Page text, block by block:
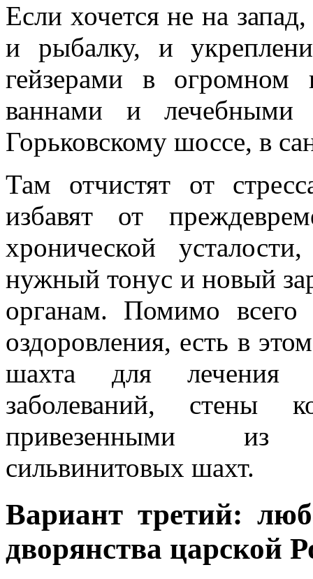
Если хочется не на
и рыбалку, и
гейзерами в
ваннами и
Горьковскому шоссе, в
Там отчистят от
избавят от
хронической
нужный тонус и новый
органам. Помимо
оздоровления, есть в
шахта для лечения
заболеваний, стены
привезенными из
сильвинитовых шахт.
Вариант третий:
дворянства царской